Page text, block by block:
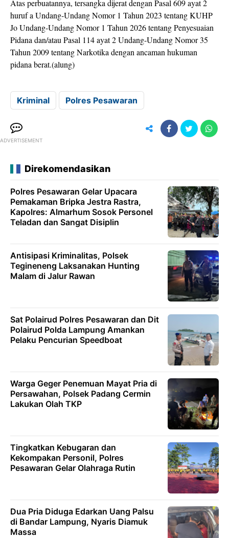
Atas perbuatannya, tersangka dijerat dengan Pasal 609 ayat 2
huruf a Undang-Undang Nomor 1 Tahun 2023 tentang KUHP
Jo Undang-Undang Nomor 1 Tahun 2026 tentang Penyesuaian
Pidana dan/atau Pasal 114 ayat 2 Undang-Undang Nomor 35
Tahun 2009 tentang Narkotika dengan ancaman hukuman
pidana berat.(alung)
Kriminal Polres Pesawaran
ADVERTISEMENT
Direkomendasikan
Polres Pesawaran Gelar Upacara
Pemakaman Bripka Jestra Rastra,
Kapolres: Almarhum Sosok Personel
Teladan dan Sangat Disiplin
Antisipasi Kriminalitas, Polsek
Tegineneng Laksanakan Hunting
Malam di Jalur Rawan
Sat Polairud Polres Pesawaran dan Dit
Polairud Polda Lampung Amankan
Pelaku Pencurian Speedboat
Warga Geger Penemuan Mayat Pria di
Persawahan, Polsek Padang Cermin
Lakukan Olah TKP
Tingkatkan Kebugaran dan
Kekompakan Personil, Polres
Pesawaran Gelar Olahraga Rutin
Dua Pria Diduga Edarkan Uang Palsu
di Bandar Lampung, Nyaris Diamuk
Massa